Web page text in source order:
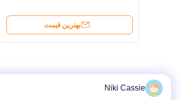
بهترین قیمت
Niki Cassie